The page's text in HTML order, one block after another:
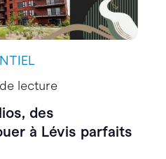
lecture
des
à Lévis parfaits